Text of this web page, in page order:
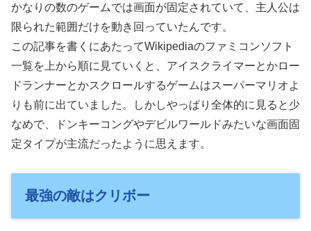
かなりの数のゲームでは画面が固定されていて、主人公は
限られた範囲だけを動き回っていたんです。
この記事を書くにあたってWikipediaのファミコンソフト
一覧を上から順に見ていくと、アイスクライマーとかロー
ドランナーとかスクロールするゲームはスーパーマリオよ
りも前に出ていました。しかしやっぱり全体的に見ると少
なめで、ドンキーコングやデビルワールドみたいな画面固
定タイプが主流だったように思えます。
最強の敵はクリボー